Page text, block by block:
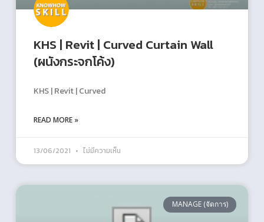
KHS | Revit | Curved Curtain Wall
(ผนังกระจกโค้ง)
KHS | Revit | Curved
READ MORE »
13/06/2021 ไม่มีความเห็น
MANAGE (จัดการ)